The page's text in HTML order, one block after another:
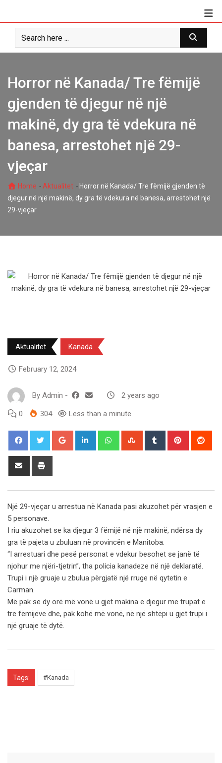
content
Horror në Kanada/ Tre fëmijë
gjenden të djegur në një
makinë, dy gra të vdekura në
banesa, arrestohet një 29-
vjeçar
Home - Aktualitet- Horror në Kanada/ Tre fëmijë gjenden të
djegur në një makinë, dy gra të vdekura në banesa, arrestohet një
29-vjeçar
Aktualitet Kanada
February 12, 2024
By Admin - 2 years ago
0 304 Less than a minute
Google+ LinkedIn WhatsappStumbleUpon
Tumblr Pinterest
Share
Një 29-vjeçar u arrestua në Kanada pasi akuzohet për vrasjen e
5 personave.
I riu akuzohet se ka djegur 3 fëmijë në një makinë, ndërsa dy
gra të pajeta u zbuluan në provincën e Manitoba.
“I arrestuari dhe pesë personat e vdekur besohet se janë të
njohur me njëri-tjetrin”, tha policia kanadeze në një deklaratë.
Trupi i një gruaje u zbulua përgjatë një rruge në qytetin e
Carman.
Më pak se dy orë më vonë u gjet makina e djegur me trupat e
tre fëmijëve dhe, pak kohë më vonë, në një shtëpi u gjet trupi i
një gruaje të dytë.
Tags: #Kanada